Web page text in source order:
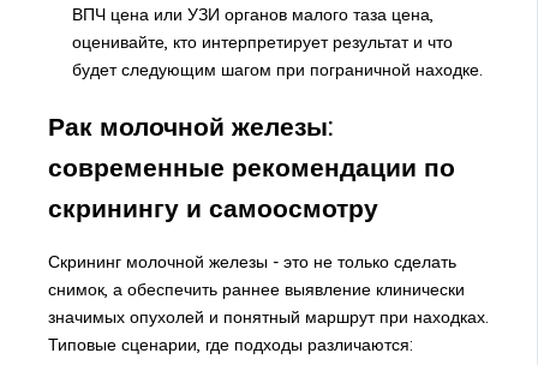
ВПЧ цена или УЗИ органов малого таза цена,
оценивайте, кто интерпретирует результат и что
будет следующим шагом при пограничной находке.
Рак молочной железы:
современные рекомендации по
скринингу и самоосмотру
Скрининг молочной железы - это не только сделать
снимок, а обеспечить раннее выявление клинически
значимых опухолей и понятный маршрут при находках.
Типовые сценарии, где подходы различаются: